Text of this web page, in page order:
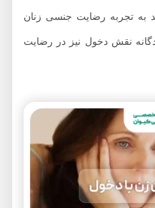
رضایت جنسی زنان
نقش دخول نیز در رضایت